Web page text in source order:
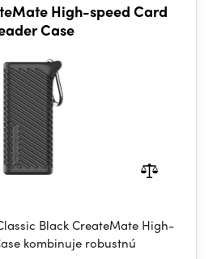
High-speed Card
Case
Black CreateMate High-
kombinuje robustnú